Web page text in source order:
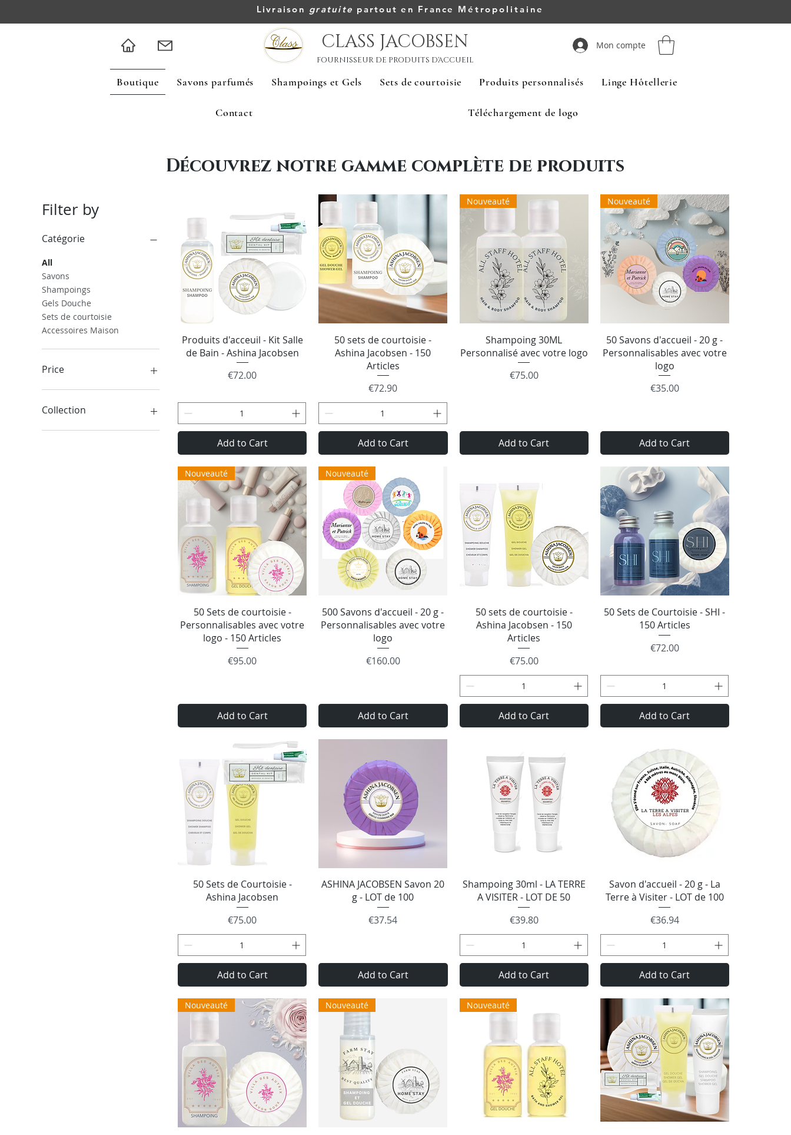
Livraison gratuite partout en France Métropolitaine
CLASS JACOBSEN
FOURNISSEUR DE PRODUITS D'ACCUEIL
Mon compte
Boutique Savons parfumés Shampoings et Gels Sets de courtoisie Produits personnalisés Linge Hôtellerie
Contact Téléchargement de logo
Découvrez notre gamme complète de produits
Filter by
Catégorie
All
Savons
Shampoings
Gels Douche
Sets de courtoisie
Accessoires Maison
Price
€0
Collection
Ashina Jacobsen
Quick View
Produits d'acceuil - Kit Salle
de Bain - Ashina Jacobsen
Price
€72.00
Add to Cart
Quick View
50 sets de courtoisie -
Ashina Jacobsen - 150
Articles
Price
€72.90
Add to Cart
Quick View
Nouveauté
Shampoing 30ML
Personnalisé avec votre logo
Price
€75.00
Add to Cart
Quick View
Nouveauté
50 Savons d'accueil - 20 g -
Personnalisables avec votre
logo
Price
€35.00
Add to Cart
Quick View
Nouveauté
50 Sets de courtoisie -
Personnalisables avec votre
logo - 150 Articles
Price
€95.00
Add to Cart
Quick View
Nouveauté
500 Savons d'accueil - 20 g -
Personnalisables avec votre
logo
Price
€160.00
Add to Cart
Quick View
50 sets de courtoisie -
Ashina Jacobsen - 150
Articles
Price
€75.00
Add to Cart
Quick View
50 Sets de Courtoisie - SHI -
150 Articles
Price
€72.00
Add to Cart
Quick View
50 Sets de Courtoisie -
Ashina Jacobsen
Price
€75.00
Add to Cart
Quick View
ASHINA JACOBSEN Savon 20
g - LOT de 100
Price
€37.54
Add to Cart
Quick View
Shampoing 30ml - LA TERRE
A VISITER - LOT DE 50
Price
€39.80
Add to Cart
Quick View
Savon d'accueil - 20 g - La
Terre à Visiter - LOT de 100
Price
€36.94
Add to Cart
Nouveauté Nouveauté Nouveauté